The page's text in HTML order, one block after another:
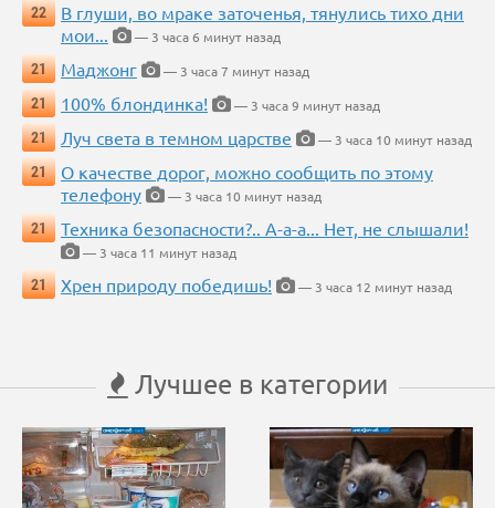
22
В глуши, во мраке заточенья, тянулись тихо дни
мои...
— 3 часа 6 минут назад
21
Маджонг
— 3 часа 7 минут назад
21
100% блондинка!
— 3 часа 9 минут назад
21
Луч света в темном царстве
— 3 часа 10 минут назад
21
О качестве дорог, можно сообщить по этому
телефону
— 3 часа 10 минут назад
21
Техника безопасности?.. А-а-а... Нет, не слышали!
— 3 часа 11 минут назад
21
Хрен природу победишь! — 3 часа 12 минут назад
Лучшее в категории